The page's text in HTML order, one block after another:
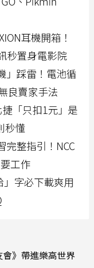
耳機開箱！
秒置身電影院
」踩雷！電池循
良賣家手法
「只扣1元」是
秒懂
完整指引！NCC
工作
」字必下載爽用
》帶進樂高世界